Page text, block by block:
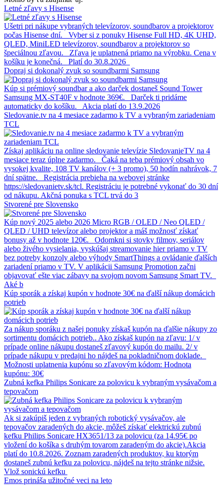
Letné zľavy s Hisense
Ušetri pri nákupe vybraných televízorov, soundbarov a projektorov
počas Hisense dní. Vyber si z ponuky Hisense Full HD, 4K UHD,
QLED, MiniLED televízorov, soundbarov a projektorov so
špeciálnou zľavou. Zľava je uplatnená priamo na výrobku. Cena v
košíku je konečná. Platí do 30.8.2026
Dopraj si dokonalý zvuk so soundbarmi Samsung
Kúp si prémiový soundbar a ako darček dostaneš Sound Tower
Samsung MX-ST40F v hodnote 369€. Darček ti pridáme
automaticky do košíku. Akcia platí do 13.9.2026
Sledovanie.tv na 4 mesiace zadarmo k TV a vybraným zariadeniam
TCL
Získaj aplikáciu na online sledovanie televízie SledovanieTV na 4
mesiace teraz úplne zadarmo. Čaká na teba prémiový obsah vo
vysokej kvalite, 108 TV kanálov (+ 3 promo), 50 hodín nahrávok, 7
dní spätne. Registrácia prebieha na webovej stránke
https://sledovanietv.sk/tcl. Registráciu je potrebné vykonať do 30 dní
od nákupu. Akčná ponuka s TCL trvá do 3
Stvorené pre Slovensko
Kúp nový 2025 alebo 2026 Micro RGB / OLED / Neo QLED /
QLED / UHD televízor alebo projektor a máš možnosť získať
bonusy až v hodnote 120€. Odomkni si stovky filmov, seriálov
alebo živého vysielania, vyskúšaj streamovanie hier priamo v TV
bez potreby konzoly alebo výhody SmartThings a ovládanie ďalších
zariadení priamo v TV. V aplikácii Samsung Promotion začni
objavovať ešte viac zábavy na svojom novom Samsung Smart TV.
Aké b
Kúp sporák a získaj kupón v hodnote 30€ na ďalší nákup domácich
potrieb
Za nákup sporáku z našej ponuky získaš kupón na ďalšie nákupy zo
sortimentu domácich potrieb.. Ako získaš kupón na zľavu: 1/ v
prípade online nákupu dostaneš zľavový kupón do mailu. 2/ v
prípade nákupu v predajni ho nájdeš na pokladničnom doklade.
Možnosti uplatnenia kupónu so zľavovým kódom: Hodnota
kupónu: 30€
Zubná kefka Philips Sonicare za polovicu k vybraným vysávačom a
tepovačom
Ak si zakúpiš jeden z vybraných robotický vysávačov, ale
tepovačov zaradených do akcie, môžeš získať elektrickú zubnú
kefku Philips Sonicare HX3651/13 za polovicu (za 14.95€ po
vložení do košíka s druhým tovarom zaradeným do akcie).Akcia
platí do 10.8.2026. Zoznam zaradených produktov, ku ktorým
dostaneš zubnú kefku za polovicu, nájdeš na tejto stránke nižsie.
Vlož sonickú kefku
Emos prináša užitočné veci na leto